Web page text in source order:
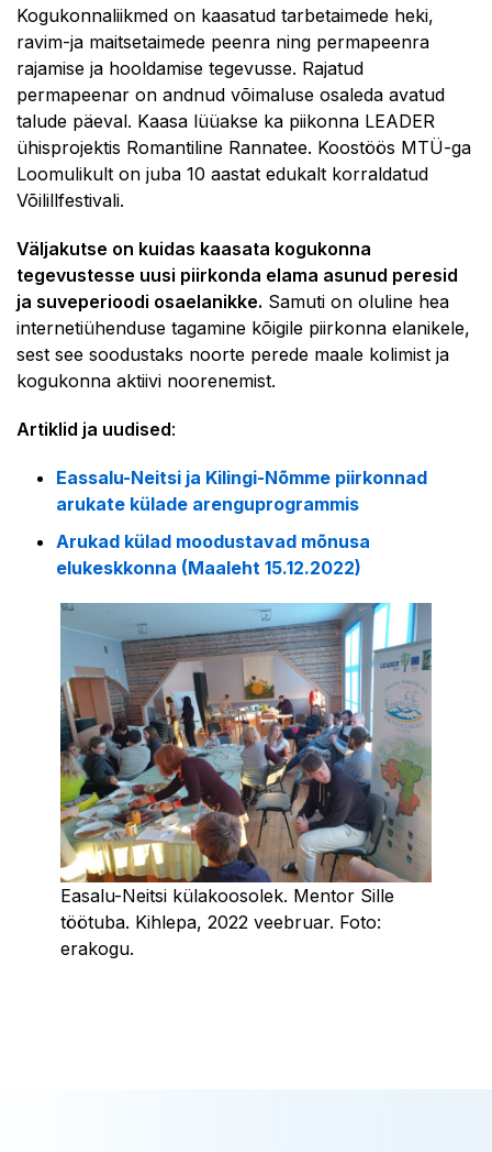
Kogukonnaliikmed on kaasatud tarbetaimede heki,
ravim-ja maitsetaimede peenra ning permapeenra
rajamise ja hooldamise tegevusse. Rajatud
permapeenar on andnud võimaluse osaleda avatud
talude päeval. Kaasa lüüakse ka piikonna LEADER
ühisprojektis Romantiline Rannatee. Koostöös MTÜ-ga
Loomulikult on juba 10 aastat edukalt korraldatud
Võilillfestivali.
Väljakutse on kuidas kaasata kogukonna
tegevustesse uusi piirkonda elama asunud peresid
ja suveperioodi osaelanikke. Samuti on oluline hea
internetiühenduse tagamine kõigile piirkonna elanikele,
sest see soodustaks noorte perede maale kolimist ja
kogukonna aktiivi noorenemist.
Artiklid ja uudised:
Eassalu-Neitsi ja Kilingi-Nõmme piirkonnad
arukate külade arenguprogrammis
Arukad külad moodustavad mõnusa
elukeskkonna (Maaleht 15.12.2022)
Easalu-Neitsi külakoosolek. Mentor Sille
töötuba. Kihlepa, 2022 veebruar. Foto:
erakogu.